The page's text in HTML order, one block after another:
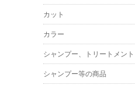
カット
カラー
シャンプー、トリートメント
シャンプー等の商品